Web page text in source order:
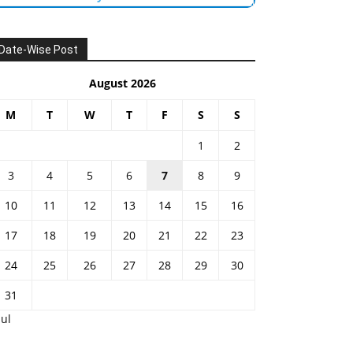
Wise Post
August 2026
M T W T F S S
1
2
3
4 5 6 7 8
9
10
11 12 13 14 15
16
17
18 19 20 21 22
23
24
25 26 27 28 29
30
31